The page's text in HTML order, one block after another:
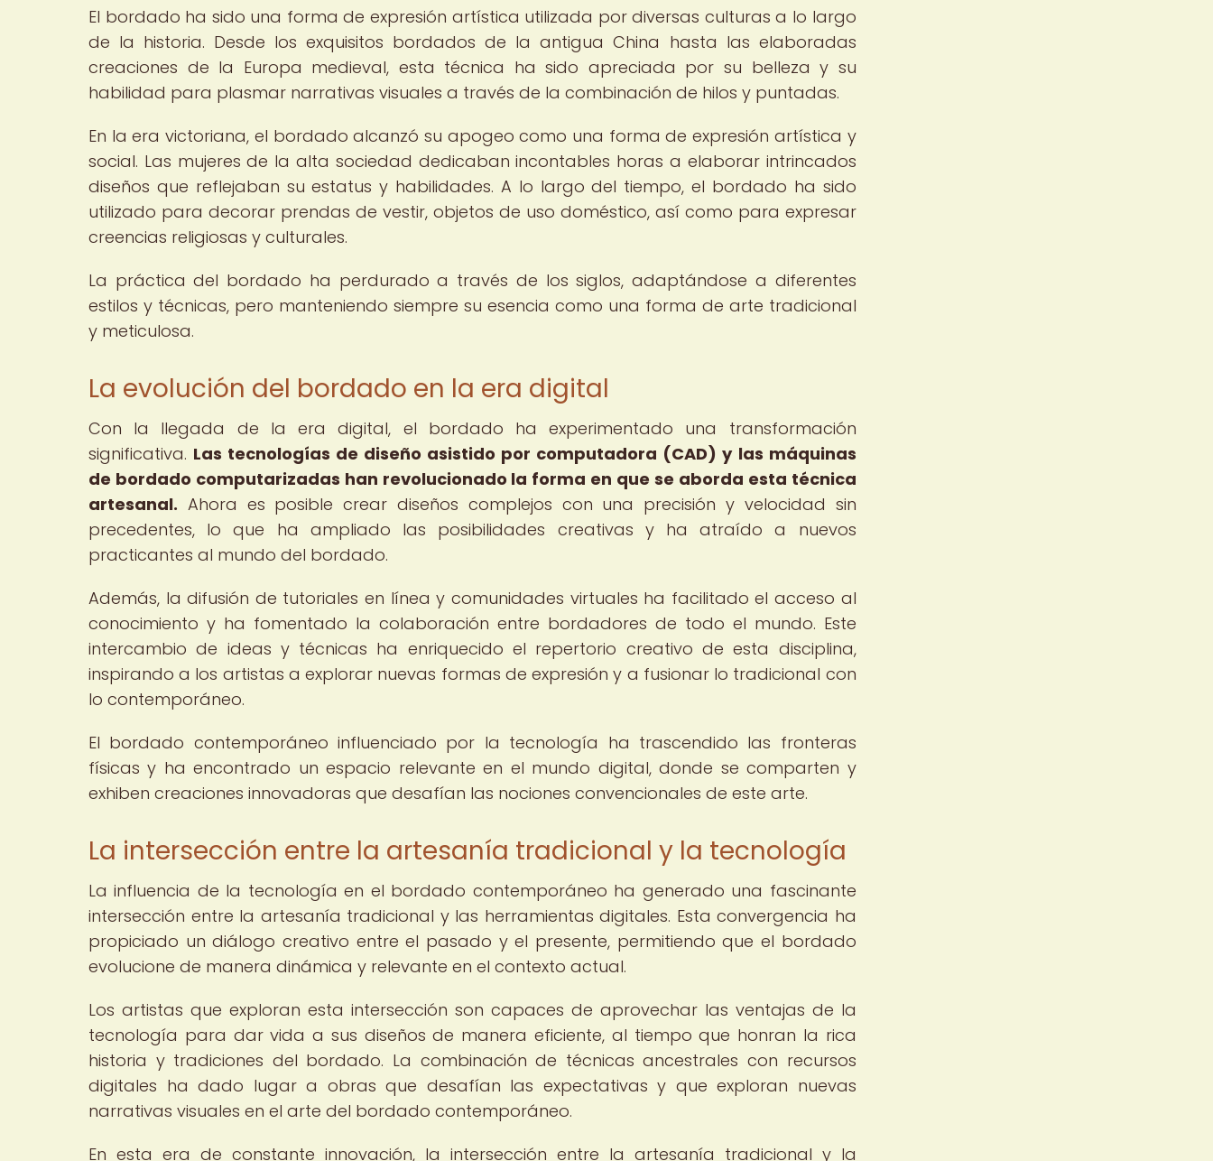
El bordado ha sido una forma de expresión artística utilizada por diversas culturas a lo largo
de la historia. Desde los exquisitos bordados de la antigua China hasta las elaboradas
creaciones de la Europa medieval, esta técnica ha sido apreciada por su belleza y su
habilidad para plasmar narrativas visuales a través de la combinación de hilos y puntadas.
En la era victoriana, el bordado alcanzó su apogeo como una forma de expresión artística y
social. Las mujeres de la alta sociedad dedicaban incontables horas a elaborar intrincados
diseños que reflejaban su estatus y habilidades. A lo largo del tiempo, el bordado ha sido
utilizado para decorar prendas de vestir, objetos de uso doméstico, así como para expresar
creencias religiosas y culturales.
La práctica del bordado ha perdurado a través de los siglos, adaptándose a diferentes
estilos y técnicas, pero manteniendo siempre su esencia como una forma de arte tradicional
y meticulosa.
La evolución del bordado en la era digital
Con la llegada de la era digital, el bordado ha experimentado una transformación
significativa. Las tecnologías de diseño asistido por computadora (CAD) y las máquinas
de bordado computarizadas han revolucionado la forma en que se aborda esta técnica
artesanal. Ahora es posible crear diseños complejos con una precisión y velocidad sin
precedentes, lo que ha ampliado las posibilidades creativas y ha atraído a nuevos
practicantes al mundo del bordado.
Además, la difusión de tutoriales en línea y comunidades virtuales ha facilitado el acceso al
conocimiento y ha fomentado la colaboración entre bordadores de todo el mundo. Este
intercambio de ideas y técnicas ha enriquecido el repertorio creativo de esta disciplina,
inspirando a los artistas a explorar nuevas formas de expresión y a fusionar lo tradicional con
lo contemporáneo.
El bordado contemporáneo influenciado por la tecnología ha trascendido las fronteras
físicas y ha encontrado un espacio relevante en el mundo digital, donde se comparten y
exhiben creaciones innovadoras que desafían las nociones convencionales de este arte.
La intersección entre la artesanía tradicional y la tecnología
La influencia de la tecnología en el bordado contemporáneo ha generado una fascinante
intersección entre la artesanía tradicional y las herramientas digitales. Esta convergencia ha
propiciado un diálogo creativo entre el pasado y el presente, permitiendo que el bordado
evolucione de manera dinámica y relevante en el contexto actual.
Los artistas que exploran esta intersección son capaces de aprovechar las ventajas de la
tecnología para dar vida a sus diseños de manera eficiente, al tiempo que honran la rica
historia y tradiciones del bordado. La combinación de técnicas ancestrales con recursos
digitales ha dado lugar a obras que desafían las expectativas y que exploran nuevas
narrativas visuales en el arte del bordado contemporáneo.
En esta era de constante innovación, la intersección entre la artesanía tradicional y la